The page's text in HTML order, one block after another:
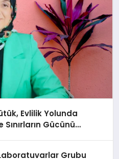
Evlilik Yolunda
Sınırların Gücünü
Grubu